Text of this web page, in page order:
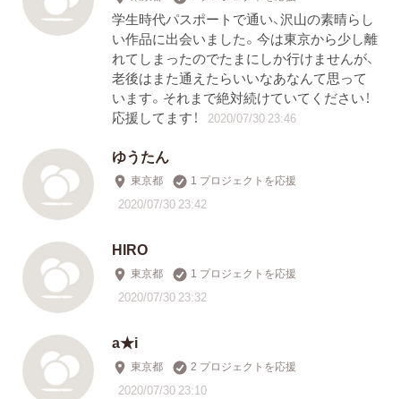
学生時代パスポートで通い、沢山の素晴らし
い作品に出会いました。今は東京から少し離
れてしまったのでたまにしか行けませんが、
老後はまた通えたらいいなあなんて思って
います。それまで絶対続けていてください！
応援してます！
2020/07/30 23:46
ゆうたん
東京都 1 プロジェクトを応援
2020/07/30 23:42
HIRO
東京都 1 プロジェクトを応援
2020/07/30 23:32
a★i
東京都 2 プロジェクトを応援
2020/07/30 23:10